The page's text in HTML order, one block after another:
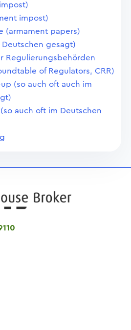
impost)
(armament papers)
Deutschen gesagt)
Regulierungsbehörden
of Regulators, CRR)
(so auch oft auch im
auch oft im Deutschen